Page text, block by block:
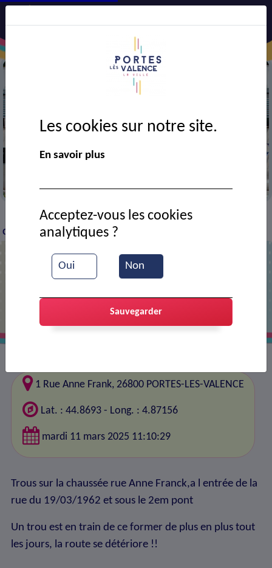
> Signalement > TROU EN FORMATION SUR
CHAUSSEE
1 Rue Anne Frank, 26800 PORTES-LES-VALENCE
Lat. : 44.8693 - Long. : 4.87156
mardi 11 mars 2025 11:10:29
Trous sur la chaussée rue Anne Franck,a l entrée de la
rue du 19/03/1962 et sous le 2em pont
Un trou est en train de ce former de plus en plus tout
les jours, la route se détériore !!
Les cookies sur notre site.
En savoir plus
Oui Non
Acceptez-vous les cookies
analytiques ?
Sauvegarder